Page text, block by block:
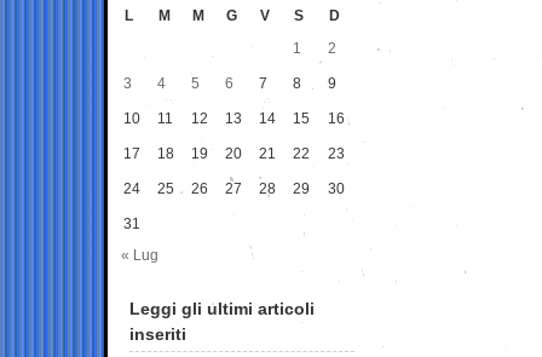
L M M G V S
D
1
2
3 4 5 6 7 8 9
10 11 12 13 14 15 16
17 18 19 20 21 22 23
24 25 26 27 28 29 30
31
« Lug
Leggi gli ultimi articoli
inseriti